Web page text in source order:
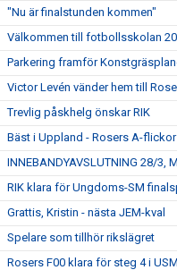
"Nu är finalstunden kommen"
Välkommen till fotbollsskolan
Parkering framför
Victor Levén vänder hem till
Trevlig påskhelg önskar RIK
Bäst i Uppland - Rosers A-flickor
INNEBANDYAVSLUTNING 28/3,
RIK klara för Ungdoms-SM
Grattis, Kristin - nästa JEM-kval
Spelare som tillhör rikslägret
Rosers F00 klara för steg 4 i USM